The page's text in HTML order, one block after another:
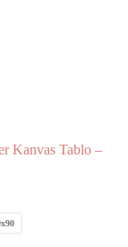
Kanvas Tablo –